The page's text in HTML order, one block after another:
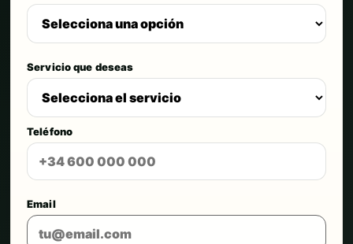
Servicio que deseas
Teléfono
Email